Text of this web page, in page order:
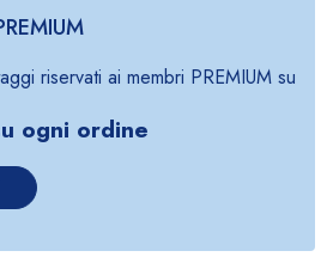
riservati ai membri PREMIUM su
ogni ordine